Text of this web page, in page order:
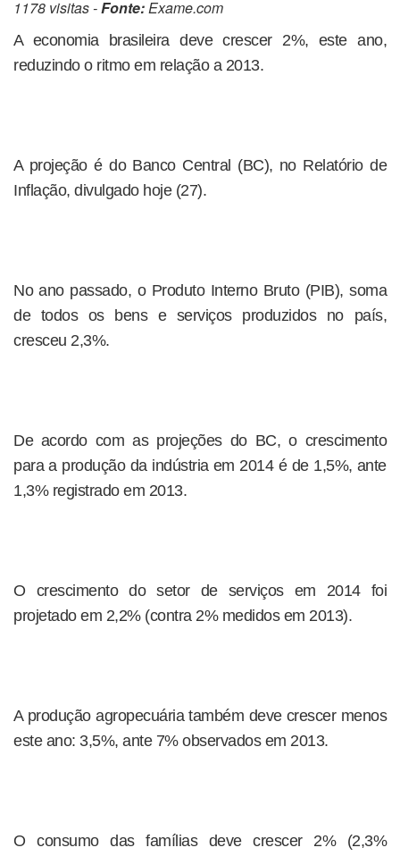
1178 visitas -Fonte:Exame.com
A economia brasileira deve crescer 2%, este ano,
reduzindo o ritmo em relação a 2013.
A projeção é do Banco Central (BC), no Relatório de
Inflação, divulgado hoje (27).
No ano passado, o Produto Interno Bruto (PIB), soma
de todos os bens e serviços produzidos no país,
cresceu 2,3%.
De acordo com as projeções do BC, o crescimento
para a produção da indústria em 2014 é de 1,5%, ante
1,3% registrado em 2013.
O crescimento do setor de serviços em 2014 foi
projetado em 2,2% (contra 2% medidos em 2013).
A produção agropecuária também deve crescer menos
este ano: 3,5%, ante 7% observados em 2013.
O consumo das famílias deve crescer 2% (2,3%